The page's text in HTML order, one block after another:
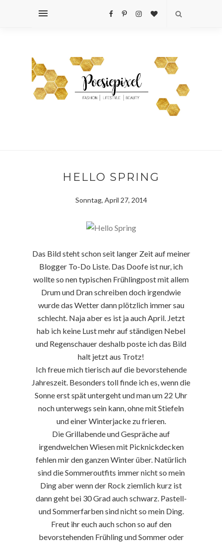
HELLO SPRING
Sonntag, April 27, 2014
Das Bild steht schon seit langer Zeit auf meiner
Blogger To-Do Liste. Das Doofe ist nur, ich
wollte so nen typischen Frühlingpost mit allem
Drum und Dran schreiben doch irgendwie
wurde das Wetter dann plötzlich immer sau
schlecht. Naja aber es ist ja auch April. Jetzt
hab ich keine Lust mehr auf ständigen Nebel
und Regenschauer deshalb poste ich das Bild
halt jetzt aus Trotz!
Ich freue mich tierisch auf die bevorstehende
Jahreszeit. Besonders toll finde ich es, wenn die
Sonne erst spät untergeht und man um 22 Uhr
noch unterwegs sein kann, ohne mit Stiefeln
und einer Winterjacke zu frieren.
Die Grillabende und Gespräche auf
irgendwelchen Wiesen mit Picknickdecken
fehlen mir den ganzen Winter über. Natürlich
sind die Sommeroutfits immer nicht so mein
Ding aber wenn der Rock ziemlich kurz ist
dann geht bei 30 Grad auch schwarz. Pastell-
und Sommerfarben sind nicht so mein Ding.
Freut ihr euch auch schon so auf den
bevorstehenden Frühling und Sommer oder